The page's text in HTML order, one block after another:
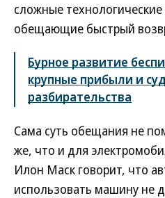
сложные
обещающие быстрый
Бурное развитие
крупные прибыли и
разбирательства
Сама суть обещания не
же, что и для
Илон Маск говорит, что
использовать машину не